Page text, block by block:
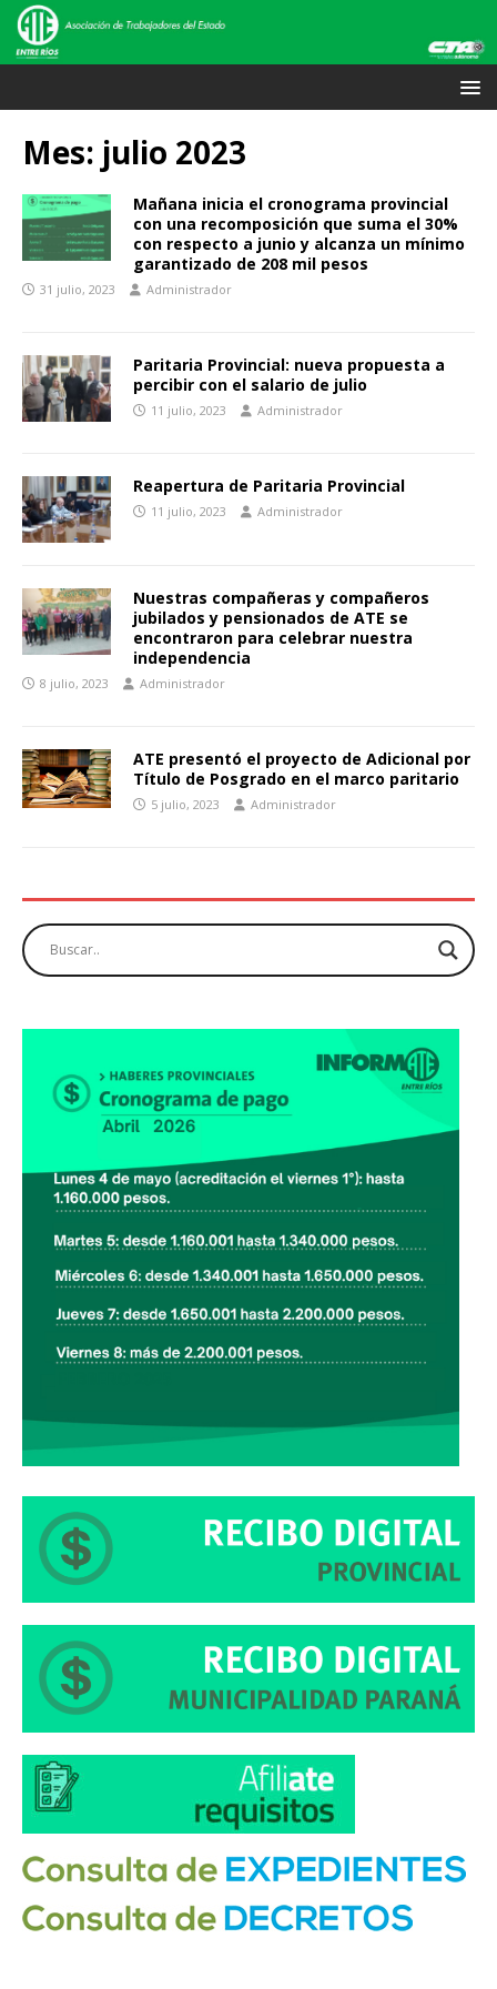
Mes: julio 2023
Mañana inicia el cronograma provincial
con una recomposición que suma el 30%
con respecto a junio y alcanza un mínimo
garantizado de 208 mil pesos
31 julio, 2023 Administrador
Paritaria Provincial: nueva propuesta a
percibir con el salario de julio
11 julio, 2023 Administrador
Reapertura de Paritaria Provincial
11 julio, 2023 Administrador
Nuestras compañeras y compañeros
jubilados y pensionados de ATE se
encontraron para celebrar nuestra
independencia
8 julio, 2023 Administrador
ATE presentó el proyecto de Adicional por
Título de Posgrado en el marco paritario
5 julio, 2023 Administrador